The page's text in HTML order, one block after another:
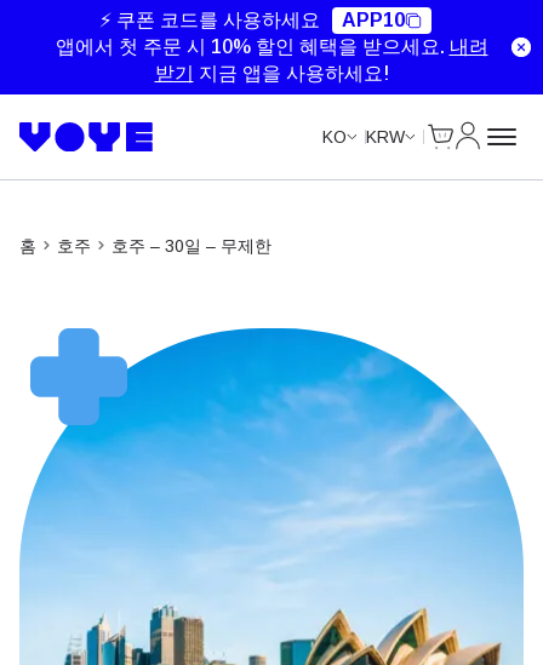
⚡ 쿠폰 코드를 사용하세요
APP10
앱에서 첫 주문 시 10% 할인 혜택을 받으세요. 내려
받기
지금 앱을 사용하세요!
KO KRW
홈 호주 호주 – 30일 – 무제한
Unlimited Data
Unlimited Data
Unlimited Data
Unlimited Data